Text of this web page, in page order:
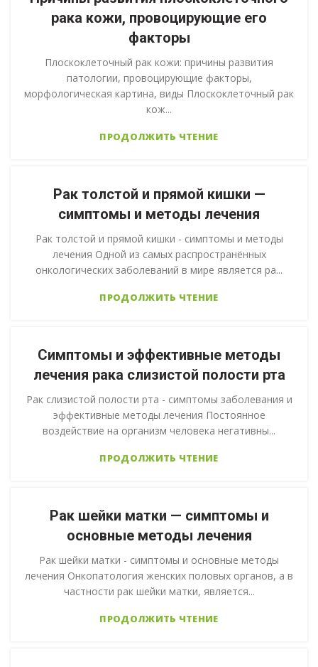
рака кожи, провоцирующие его
факторы
Плоскоклеточный рак кожи: причины развития
патологии, провоцирующие факторы,
морфологическая картина, виды Плоскоклеточный рак
кож...
ПРОДОЛЖИТЬ ЧТЕНИЕ
Рак толстой и прямой кишки —
симптомы и методы лечения
Рак толстой и прямой кишки - симптомы и методы
лечения Одной из самых распространённых
онкологических заболеваний в мире является ра...
ПРОДОЛЖИТЬ ЧТЕНИЕ
Симптомы и эффективные методы
лечения рака слизистой полости рта
Рак слизистой полости рта - симптомы заболевания и
эффективные методы лечения Постоянное
воздействие на организм человека негативны...
ПРОДОЛЖИТЬ ЧТЕНИЕ
Рак шейки матки — симптомы и
основные методы лечения
Рак шейки матки - симптомы и основные методы
лечения Онкопатология женских половых органов, а в
частности рак шейки матки, является...
ПРОДОЛЖИТЬ ЧТЕНИЕ